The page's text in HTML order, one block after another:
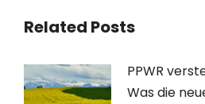
Related Posts
PPWR
Was die